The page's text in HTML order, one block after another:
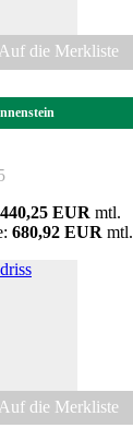
Auf die Merkliste
440,25 EUR mtl.
680,92 EUR mtl.
Auf die Merkliste